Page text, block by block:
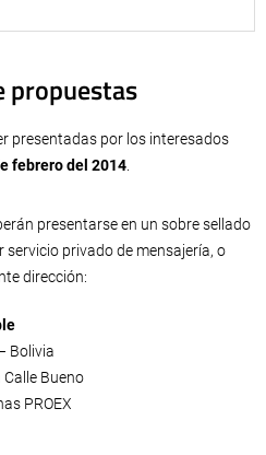
propuestas
presentadas por los interesados
febrero del 2014.
presentarse en un sobre sellado
privado de mensajería, o
dirección:
Bolivia
Bueno
PROEX